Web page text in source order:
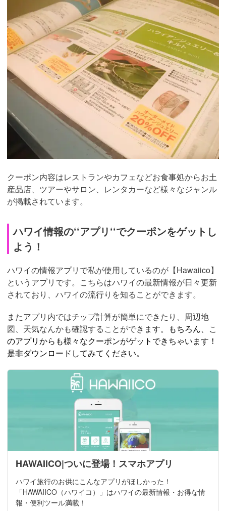
クーポン内容はレストランやカフェなどお食事処からお土
産品店、ツアーやサロン、レンタカーなど様々なジャンル
が掲載されています。
ハワイ情報の‘‘アプリ‘‘でクーポンをゲットし
よう！
ハワイの情報アプリで私が使用しているのが【Hawaiico】
というアプリです。こちらはハワイの最新情報が日々更新
されており、ハワイの流行りを知ることができます。
またアプリ内ではチップ計算が簡単にできたり、周辺地
図、天気なんかも確認することができます。
もちろん、こ
のアプリからも様々なクーポンがゲットできちゃいます！
是非ダウンロードしてみてください。
HAWAIICO|ついに登場！スマホアプリ
ハワイ旅行のお供にこんなアプリがほしかった！
「HAWAIICO（ハワイコ）」はハワイの最新情報・お得な情
報・便利ツール満載！